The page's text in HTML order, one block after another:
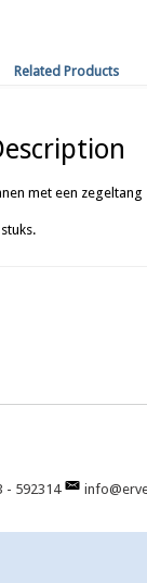
Related Products
met een
- 592314